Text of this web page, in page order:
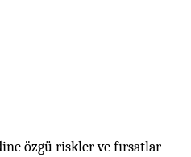
özgü riskler ve fırsatlar